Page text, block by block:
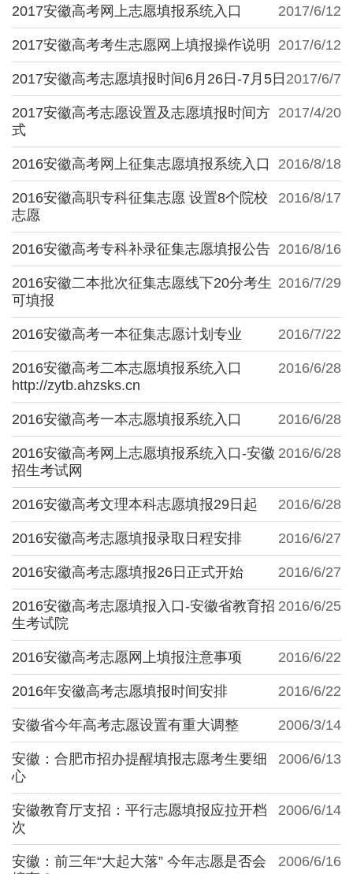
2017/6/12
2017安徽高考网上志愿填报系统入口
2017/6/12
2017安徽高考考生志愿网上填报操作说明
2017/6/7
2017安徽高考志愿填报时间6月26日-7月5日
2017/4/20
2017安徽高考志愿设置及志愿填报时间方
式
2016/8/18
2016安徽高考网上征集志愿填报系统入口
2016/8/17
2016安徽高职专科征集志愿 设置8个院校
志愿
2016/8/16
2016安徽高考专科补录征集志愿填报公告
2016/7/29
2016安徽二本批次征集志愿线下20分考生
可填报
2016/7/22
2016安徽高考一本征集志愿计划专业
2016/6/28
2016安徽高考二本志愿填报系统入口
http://zytb.ahzsks.cn
2016/6/28
2016安徽高考一本志愿填报系统入口
2016/6/28
2016安徽高考网上志愿填报系统入口-安徽
招生考试网
2016/6/28
2016安徽高考文理本科志愿填报29日起
2016/6/27
2016安徽高考志愿填报录取日程安排
2016/6/27
2016安徽高考志愿填报26日正式开始
2016/6/25
2016安徽高考志愿填报入口-安徽省教育招
生考试院
2016/6/22
2016安徽高考志愿网上填报注意事项
2016/6/22
2016年安徽高考志愿填报时间安排
2006/3/14
安徽省今年高考志愿设置有重大调整
2006/6/13
安徽：合肥市招办提醒填报志愿考生要细
心
2006/6/14
安徽教育厅支招：平行志愿填报应拉开档
次
2006/6/16
安徽：前三年“大起大落” 今年志愿是否会